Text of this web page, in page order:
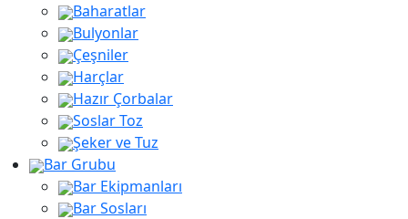
Baharatlar
Bulyonlar
Çeşniler
Harçlar
Hazır Çorbalar
Soslar Toz
Şeker ve Tuz
Bar Grubu
Bar Ekipmanları
Bar Sosları